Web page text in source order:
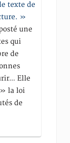
texte de
»
une
qui
de
Elle
la loi
de